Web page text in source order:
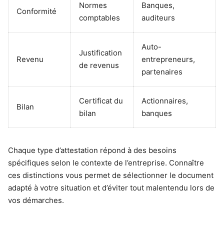
Conformité
Normes
comptables
Banques,
auditeurs
Revenu
Justification
de revenus
Auto-
entrepreneurs,
partenaires
Bilan
Certificat du
bilan
Actionnaires,
banques
Chaque type d’attestation répond à des besoins
spécifiques selon le contexte de l’entreprise. Connaître
ces distinctions vous permet de sélectionner le document
adapté à votre situation et d’éviter tout malentendu lors de
vos démarches.